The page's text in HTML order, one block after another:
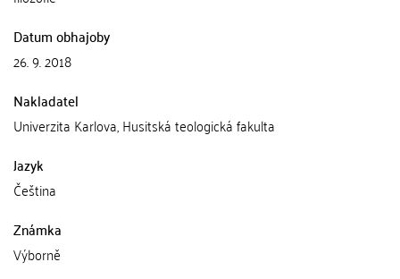
Datum obhajoby
26. 9. 2018
Nakladatel
Univerzita Karlova, Husitská teologická fakulta
Jazyk
Čeština
Známka
Výborně